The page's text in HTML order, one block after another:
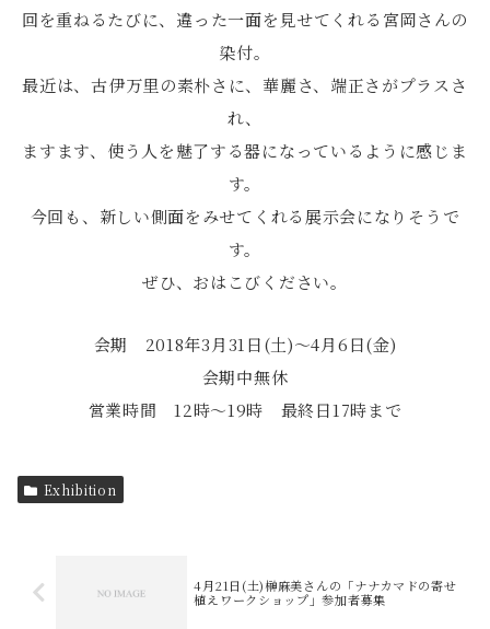
回を重ねるたびに、違った一面を見せてくれる宮岡さんの
染付。
最近は、古伊万里の素朴さに、華麗さ、端正さがプラスさ
れ、
ますます、使う人を魅了する器になっているように感じま
す。
今回も、新しい側面をみせてくれる展示会になりそうで
す。
ぜひ、おはこびください。
会期 2018年3月31日(土)～4月6日(金)
会期中無休
営業時間 12時～19時 最終日17時まで
Exhibition
4月21日(土)榊麻美さんの「ナナカマドの寄せ
植えワークショップ」参加者募集